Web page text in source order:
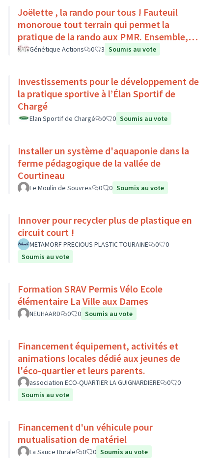
Joëlette , la rando pour tous ! Fauteuil
monoroue tout terrain qui permet la
pratique de la rando aux PMR. Ensemble,
faisons du sport :)
Génétique Actions 0 3 Soumis au vote
Investissements pour le développement de
la pratique sportive à l’Élan Sportif de
Chargé
Elan Sportif de Chargé 0 0 Soumis au vote
Installer un système d'aquaponie dans la
ferme pédagogique de la vallée de
Courtineau
Le Moulin de Souvres 0 0 Soumis au vote
Innover pour recycler plus de plastique en
circuit court !
METAMORF PRECIOUS PLASTIC TOURAINE 0
0
Soumis au vote
Formation SRAV Permis Vélo Ecole
élémentaire La Ville aux Dames
NEUHAARD 0 0 Soumis au vote
Financement équipement, activités et
animations locales dédié aux jeunes de
l'éco-quartier et leurs parents.
association ECO-QUARTIER LA GUIGNARDIERE 0
0
Soumis au vote
Financement d'un véhicule pour
mutualisation de matériel
La Sauce Rurale 0 0 Soumis au vote